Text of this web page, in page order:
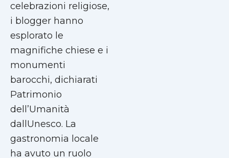
celebrazioni religiose,
i blogger hanno
esplorato le
magnifiche chiese e i
monumenti
barocchi, dichiarati
Patrimonio
dell’Umanità
dallUnesco. La
gastronomia locale
ha avuto un ruolo